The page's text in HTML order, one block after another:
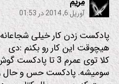
آوریل 6, 2014 در 01:53
پادکست زدن کار خیلی
هیچوقت این کار رو بکنم :دی
کلا توی عمرم 3 تا
سومیشه. پادکست حس و حال